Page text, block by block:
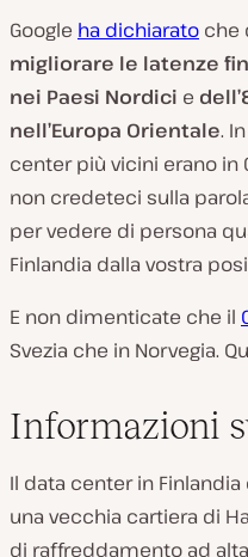
Google ha dichiarato che
migliorare le latenze
nei Paesi Nordici e
nell’Europa Orientale.
center più vicini erano in
non credeteci sulla
per vedere di persona
Finlandia dalla vostra
E non dimenticate che il
Svezia che in Norvegia.
Informazioni
Il data center in
una vecchia cartiera di
di raffreddamento ad